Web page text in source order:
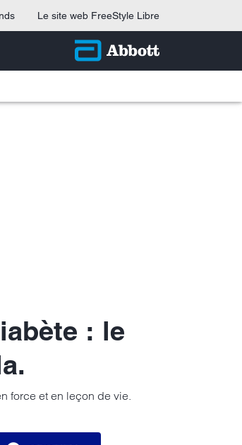
Le site web FreeStyle Libre
: le
force et en leçon de vie.